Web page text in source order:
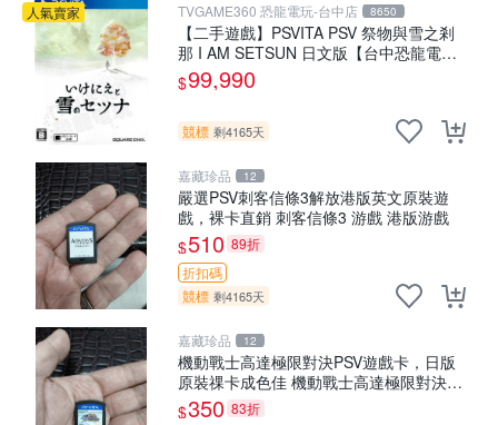
人氣賣家 TVGAME360 恐龍電玩-台中店 8650
【二手遊戲】PSVITA PSV 祭物與雪之剎
那 I AM SETSUN 日文版【台中恐龍電
玩】
$99,990
競標 剩4165天
嘉藏珍品 12
嚴選PSV刺客信條3解放港版英文原裝遊
戲，裸卡直銷 刺客信條3 游戲 港版游戲
$510 89折
折扣碼
競標 剩4165天
嘉藏珍品 12
機動戰士高達極限對決PSV遊戲卡，日版
原裝祼卡成色佳 機動戰士高達極限對決
PSV 日版 裸卡 成品
$350 83折